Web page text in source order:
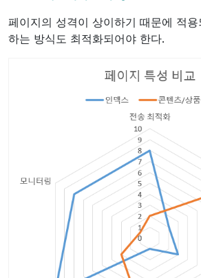
페이지의 성격이 상이하기 때문에 적
하는 방식도 최적화되어야 한다.